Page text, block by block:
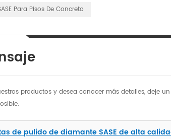
Para Pisos De Concreto
productos y desea conocer más detalles, deje
de pulido de diamante SASE de alta